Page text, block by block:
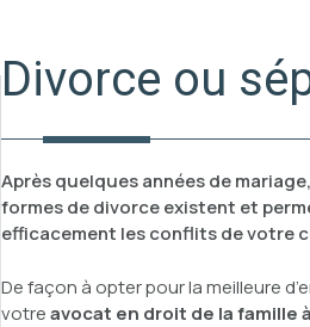
Divorce ou
Après quelques années de
formes de divorce existent et
efficacement les conflits de votre
De façon à opter pour la meilleure
votreavocat en droit de la famille